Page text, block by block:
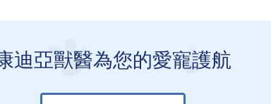
迪亞獸醫為您的愛寵護航